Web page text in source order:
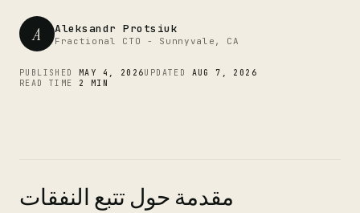
A Aleksandr Protsiuk
Fractional CTO - Sunnyvale, CA
PUBLISHED MAY 4, 2026UPDATED AUG 7, 2026
READ TIME 2 MIN
مقدمة حول تتبع النفقات